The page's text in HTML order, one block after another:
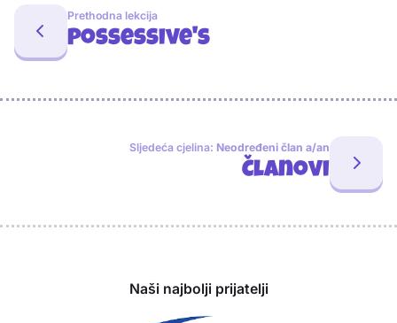
Prethodna lekcija
Possessive's
Sljedeća cjelina: Neodređeni član a/an
Članovi
Naši najbolji prijatelji